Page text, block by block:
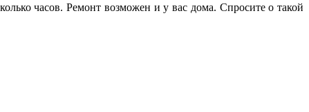
часов. Ремонт возможен и у вас дома. Спросите о такой